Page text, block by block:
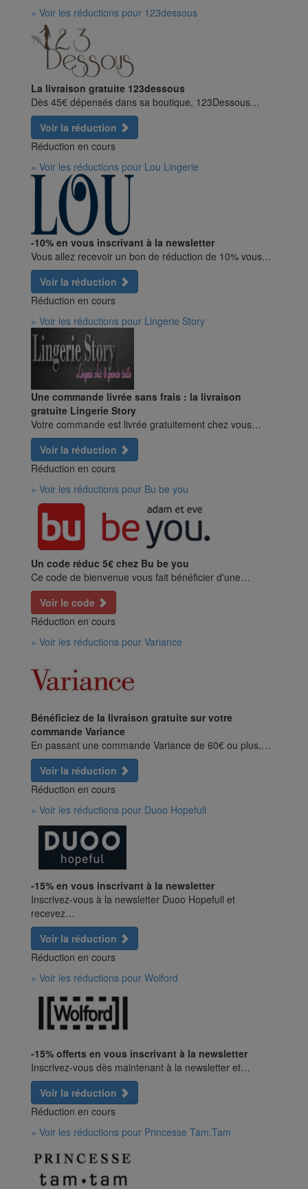
» Voir les réductions pour 123dessous
La livraison gratuite 123dessous
Dès 45€ dépensés dans sa boutique, 123Dessous…
Voir la réduction
Réduction en cours
» Voir les réductions pour Lou Lingerie
-10% en vous inscrivant à la newsletter
Vous allez recevoir un bon de réduction de 10% vous…
Voir la réduction
Réduction en cours
» Voir les réductions pour Lingerie Story
Une commande livrée sans frais : la livraison
gratuite Lingerie Story
Votre commande est livrée gratuitement chez vous…
Voir la réduction
Réduction en cours
» Voir les réductions pour Bu be you
Un code réduc 5€ chez Bu be you
Ce code de bienvenue vous fait bénéficier d'une…
Voir le code
Réduction en cours
» Voir les réductions pour Variance
Bénéficiez de la livraison gratuite sur votre
commande Variance
En passant une commande Variance de 60€ ou plus,…
Voir la réduction
Réduction en cours
» Voir les réductions pour Duoo Hopefull
-15% en vous inscrivant à la newsletter
Inscrivez-vous à la newsletter Duoo Hopefull et
recevez…
Voir la réduction
Réduction en cours
» Voir les réductions pour Wolford
-15% offerts en vous inscrivant à la newsletter
Inscrivez-vous dès maintenant à la newsletter et…
Voir la réduction
Réduction en cours
» Voir les réductions pour Princesse Tam.Tam